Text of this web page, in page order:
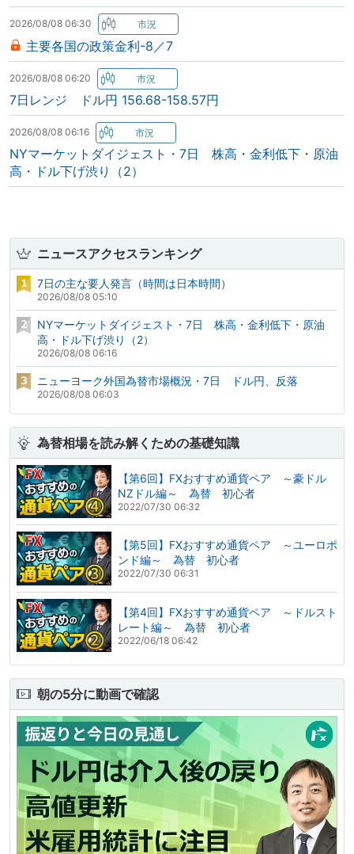
2026/08/08 06:30
主要各国の政策金利-8／7
2026/08/08 06:20
7日レンジ ドル円 156.68-158.57円
2026/08/08 06:16
NYマーケットダイジェスト・7日 株高・金利低下・原油
高・ドル下げ渋り（2）
ニュースアクセスランキング
7日の主な要人発言（時間は日本時間）
2026/08/08 05:10
NYマーケットダイジェスト・7日 株高・金利低下・原油
高・ドル下げ渋り（2）
2026/08/08 06:16
ニューヨーク外国為替市場概況・7日 ドル円、反落
2026/08/08 06:03
為替相場を読み解くための基礎知識
【第6回】FXおすすめ通貨ペア ～豪ドル
NZドル編～ 為替 初心者
2022/07/30 06:32
【第5回】FXおすすめ通貨ペア ～ユーロポ
ンド編～ 為替 初心者
2022/07/30 06:31
【第4回】FXおすすめ通貨ペア ～ドルスト
レート編～ 為替 初心者
2022/06/18 06:42
朝の5分に動画で確認